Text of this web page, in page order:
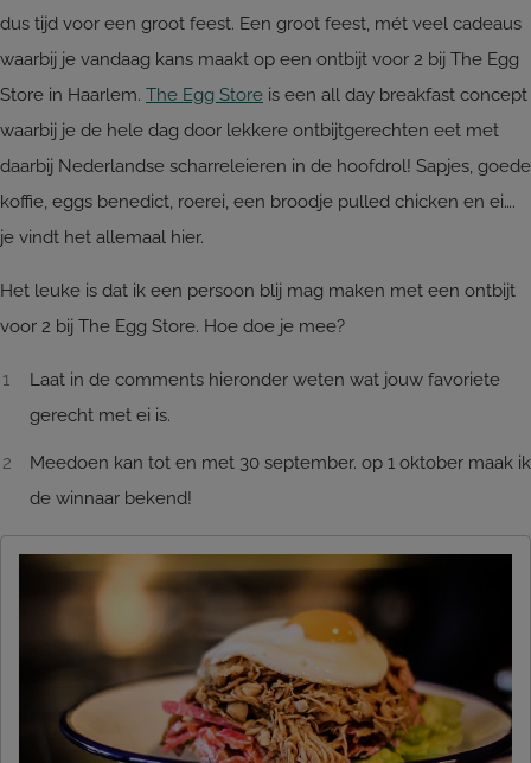
dus tijd voor een groot feest. Een groot feest, mét veel cadeaus
waarbij je vandaag kans maakt op een ontbijt voor 2 bij The Egg
Store in Haarlem. The Egg Store is een all day breakfast concept
waarbij je de hele dag door lekkere ontbijtgerechten eet met
daarbij Nederlandse scharreleieren in de hoofdrol! Sapjes, goede
koffie, eggs benedict, roerei, een broodje pulled chicken en ei….
je vindt het allemaal hier.
Het leuke is dat ik een persoon blij mag maken met een ontbijt
voor 2 bij The Egg Store. Hoe doe je mee?
Laat in de comments hieronder weten wat jouw favoriete
gerecht met ei is.
Meedoen kan tot en met 30 september. op 1 oktober maak ik
de winnaar bekend!